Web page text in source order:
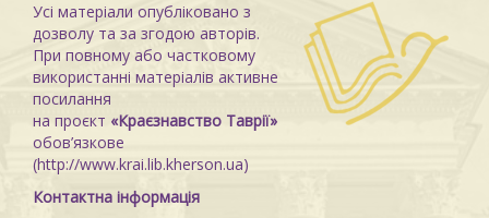
Усі матеріали опубліковано з
дозволу та за згодою авторів.
При повному або частковому
використанні матеріалів активне
посилання
на проєкт «Краєзнавство Таврії»
обов’язкове
(http://www.krai.lib.kherson.ua)
Контактна інформація